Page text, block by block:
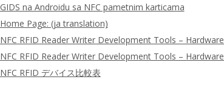
GIDS na Androidu sa NFC pametnim karticama
Home Page: (ja translation)
NFC RFID Reader Writer Development Tools –
NFC RFID Reader Writer Development Tools –
NFC RFID デバイス比較表